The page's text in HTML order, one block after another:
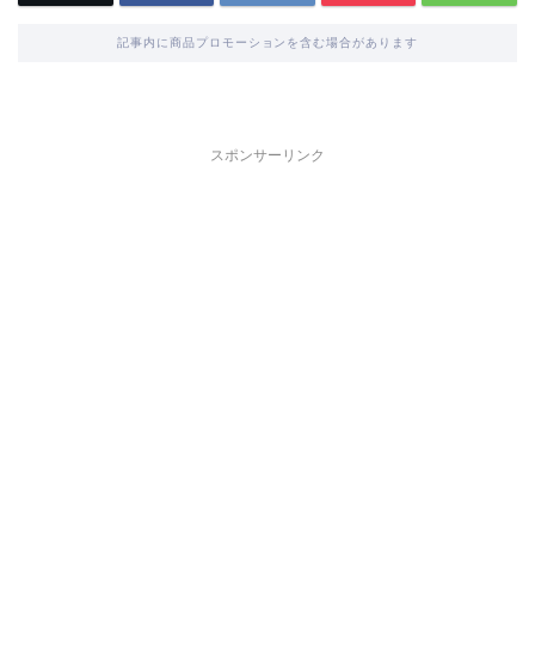
記事内に商品プロモーションを含む場合があります
スポンサーリンク